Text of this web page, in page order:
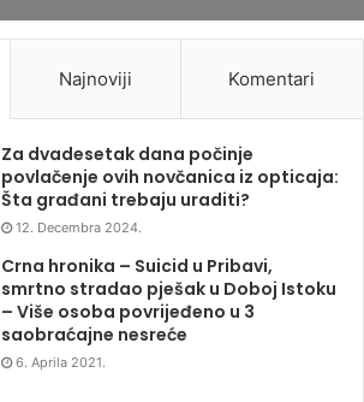
Najnoviji Komentari
Za dvadesetak dana počinje
povlačenje ovih novčanica iz opticaja:
Šta građani trebaju uraditi?
12. Decembra 2024.
Crna hronika – Suicid u Pribavi,
smrtno stradao pješak u Doboj Istoku
– Više osoba povrijeđeno u 3
saobraćajne nesreće
6. Aprila 2021.